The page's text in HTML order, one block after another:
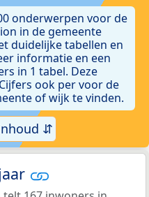
onderwerpen voor de
in de gemeente
duidelijke tabellen en
informatie en een
in 1 tabel. Deze
ook per voor de
of wijk te vinden.
⇵